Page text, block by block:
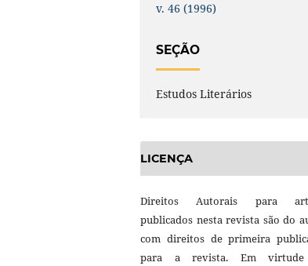
v. 46 (1996)
SEÇÃO
Estudos Literários
LICENÇA
Direitos Autorais para
publicados nesta revista são do
com direitos de primeira
para a revista. Em